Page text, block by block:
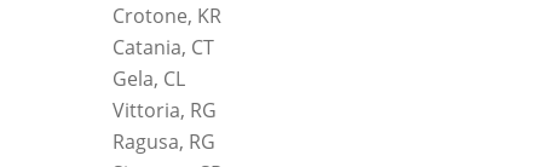
Crotone, KR
Catania, CT
Gela, CL
Vittoria, RG
Ragusa, RG